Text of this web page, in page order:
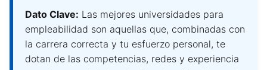
Dato Clave: Las mejores universidades para
empleabilidad son aquellas que, combinadas con
la carrera correcta y tu esfuerzo personal, te
dotan de las competencias, redes y experiencia